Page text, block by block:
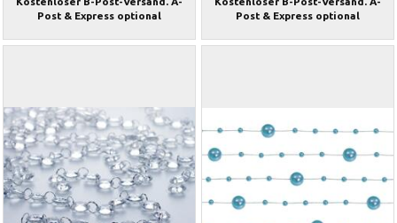
Post & Express optional
Post & Express optional